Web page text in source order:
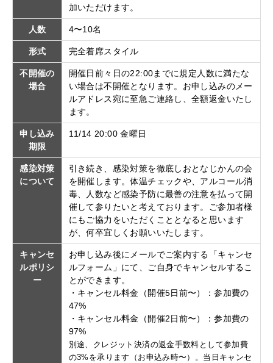
加いただけます。
人数 4〜10名
形式 完全着席スタイル
不開催の
場合
開催日前々日の22:00までに規定人数に満たな
い場合は不開催となります。お申し込みのメー
ルアドレス宛に至急ご連絡し、全額返金いたし
ます。
申し込み
期限
11/14 20:00 金曜日
感染対策
について
引き続き、感染対策を徹底しおとなじかんの会
を開催します。体温チェックや、アルコール消
毒、人数など感染予防に最善の注意を払って開
催して参りたいと考えております。ご参加者様
にもご協力をいただくこととなると思います
が、何卒宜しくお願いいたします。
キャンセ
ルポリシ
ー
お申し込み後にメールでご案内する「キャンセ
ルフォーム」にて、ご自身でキャンセルするこ
とができます。
・キャンセル料金（開催5日前〜）：参加費の
47%
・キャンセル料金（開催2日前〜）：参加費の
97%
別途、クレジット決済の返金手数料として参加費
の3%を承ります（お申込み時〜）。当日キャンセ